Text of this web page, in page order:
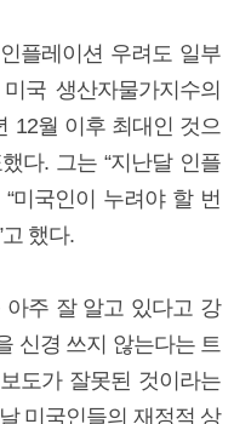
플레이션 우려도 일부
국 생산자물가지수의
12월 이후 최대인 것으
다. 그는 “지난달 인플
미국인이 누려야 할 번
했다.
주 잘 알고 있다고 강
신경 쓰지 않는다는 트
도가 잘못된 것이라는
미국인들의 재정적 상